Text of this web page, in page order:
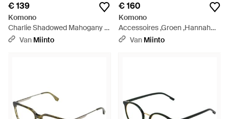
€ 139
Komono
Charlie Shadowed Mahogany -
BruinVan Miinto
€ 160
Komono
Accessoires ,Groen ,Hannah
Optical Frame - Groen
Van Miinto